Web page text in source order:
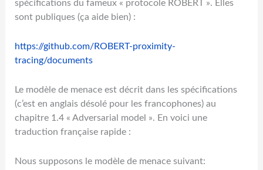
spécifications du fameux « protocole ROBERT ». Elles
sont publiques (ça aide bien) :
https://github.com/ROBERT-proximity-
tracing/documents
Le modèle de menace est décrit dans les spécifications
(c’est en anglais désolé pour les francophones) au
chapitre 1.4 « Adversarial model ». En voici une
traduction française rapide :
Nous supposons le modèle de menace suivant: